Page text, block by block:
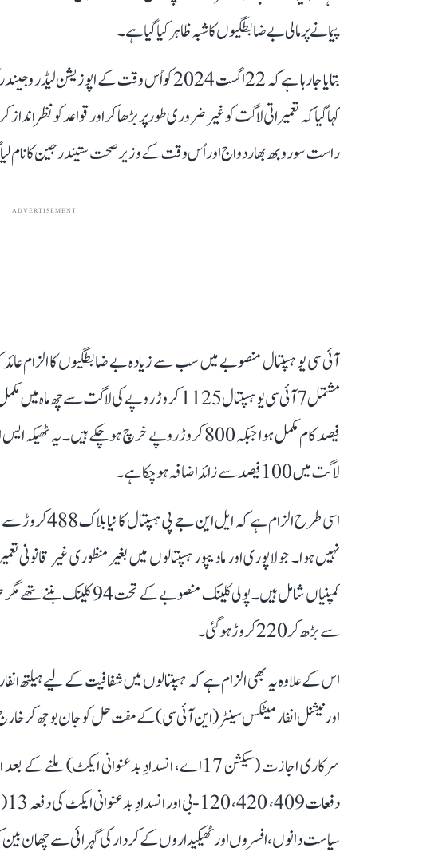
پیمانے پر مالی بے ضابطگیوں کا شبہ ظاہر کیا گیا ہے۔
بتایا جا رہا ہے کہ 22 اگست 2024 کو اُس وقت
کہا گیا کہ تعمیراتی لاگت کو غیر ضروری طور پر بڑھا کر اور قواعد کو
راست سوروبھ بھاردواج اور اُس وقت کے وزیر صحت ستیندر جین کا نام
ADVERTISEMENT
فیصد کام مکمل ہوا جبکہ 800 کروڑ روپے خرچ ہو چکے ہیں۔
لاگت میں 100 فیصد سے زائد اضافہ ہو چکا ہے۔
نہیں ہوا۔ جولاپوری اور مادیپور ہسپتالوں میں بغیر منظوری غیر قانونی
سے بڑھ کر 220 کروڑ ہو گئی۔
اس کے علاوہ یہ بھی الزام ہے کہ ہسپتالوں میں شفافیت کے لیے ہیلتھ
اور نیشنل انفارمیٹکس سینٹر (این آئی سی) کے مفت حل کو جان بوجھ کر خارج
سرکاری اجازت (سیکشن 17اے، انسدادِ بدعنوانی
سیاست دانوں، افسروں اور ٹھیکیداروں کے کردار کی گہرائی سے چھان